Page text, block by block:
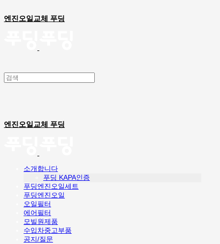
엔진오일교체 푸딩
엔진오일교체 푸딩
소개합니다
푸딩 KAPA인증
푸딩엔진오일세트
푸딩엔진오일
오일필터
에어필터
모빌원제품
수입차중고부품
공지/질문